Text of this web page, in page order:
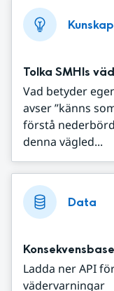
Tolka SMHIs
Vad betyder
avser ”känns
förstå
denna vägled...
Data
Ladda ner API
vädervarningar